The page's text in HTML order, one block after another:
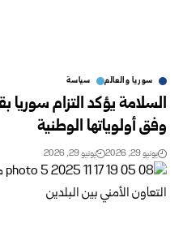
سوريا والعالم سياسة
السلامة يؤكد التزام سوريا
وفق أولوياتها الوطنية
يونيو 29, 2026 يونيو 29, 2026